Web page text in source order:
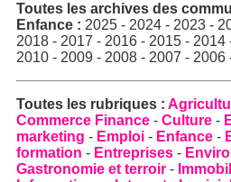
Toutes les archives des
Enfance : 2025 - 2024 - 2023 -
2018 - 2017 - 2016 - 2015 - 2014
2010 - 2009 - 2008 - 2007 - 2006
Toutes les rubriques :
Commerce Finance - Culture -
marketing - Emploi - Enfance -
formation - Entreprises -
Gastronomie et terroir -